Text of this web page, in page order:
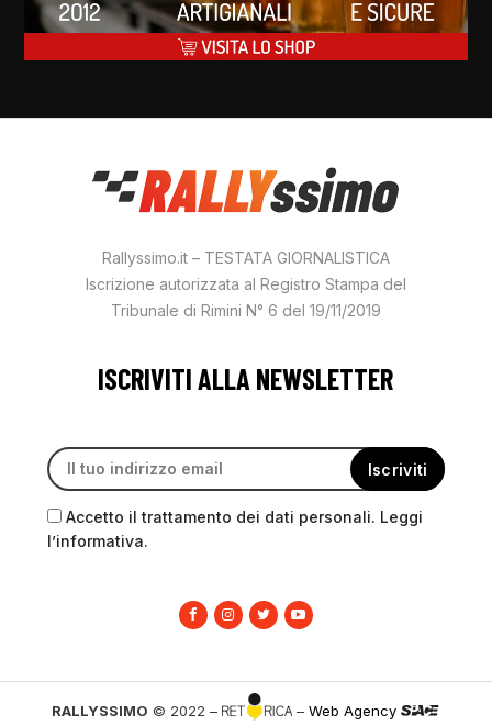
Rallyssimo.it – TESTATA GIORNALISTICA
Iscrizione autorizzata al Registro Stampa del
Tribunale di Rimini N° 6 del 19/11/2019
ISCRIVITI ALLA NEWSLETTER
Accetto il trattamento dei dati personali. Leggi
l’informativa.
RALLYSSIMO © 2022 – –Web Agency